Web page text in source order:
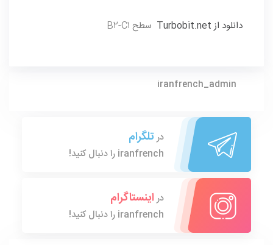
دانلود از Turbobit.net سطح B2-C1
iranfrench_admin
درتلگرام
iranfrench را دنبال کنید!
در اینستاگرام
iranfrench را دنبال کنید!